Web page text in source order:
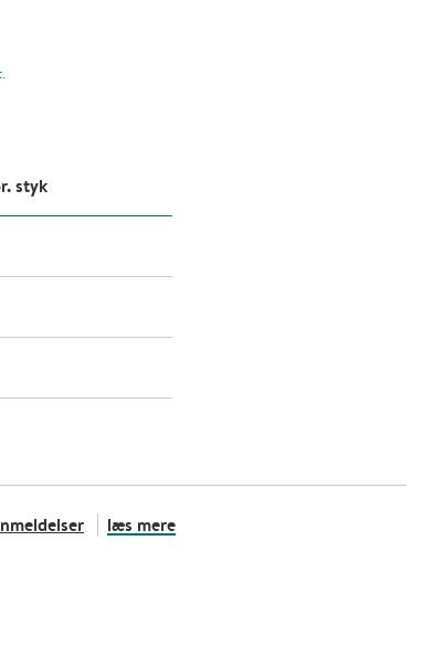
.
styk
læs mere